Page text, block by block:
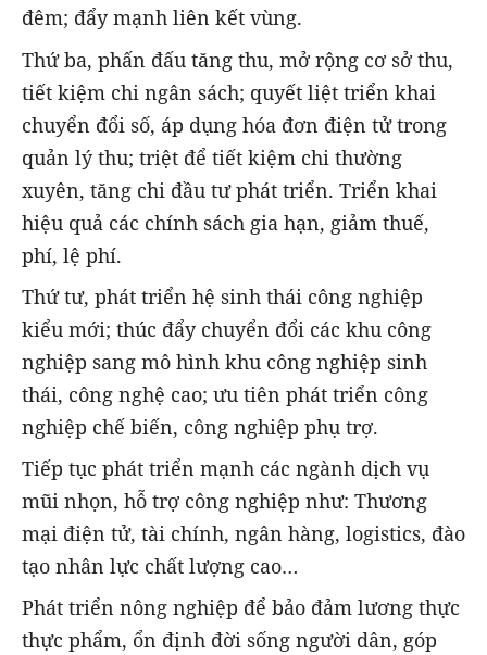
đêm; đẩy mạnh liên kết vùng.
Thứ ba, phấn đấu tăng thu, mở rộng cơ sở thu,
tiết kiệm chi ngân sách; quyết liệt triển khai
chuyển đổi số, áp dụng hóa đơn điện tử trong
quản lý thu; triệt để tiết kiệm chi thường
xuyên, tăng chi đầu tư phát triển. Triển khai
hiệu quả các chính sách gia hạn, giảm thuế,
phí, lệ phí.
Thứ tư, phát triển hệ sinh thái công nghiệp
kiểu mới; thúc đẩy chuyển đổi các khu công
nghiệp sang mô hình khu công nghiệp sinh
thái, công nghệ cao; ưu tiên phát triển công
nghiệp chế biến, công nghiệp phụ trợ.
Tiếp tục phát triển mạnh các ngành dịch vụ
mũi nhọn, hỗ trợ công nghiệp như: Thương
mại điện tử, tài chính, ngân hàng, logistics, đào
tạo nhân lực chất lượng cao…
Phát triển nông nghiệp để bảo đảm lương thực
thực phẩm, ổn định đời sống người dân, góp